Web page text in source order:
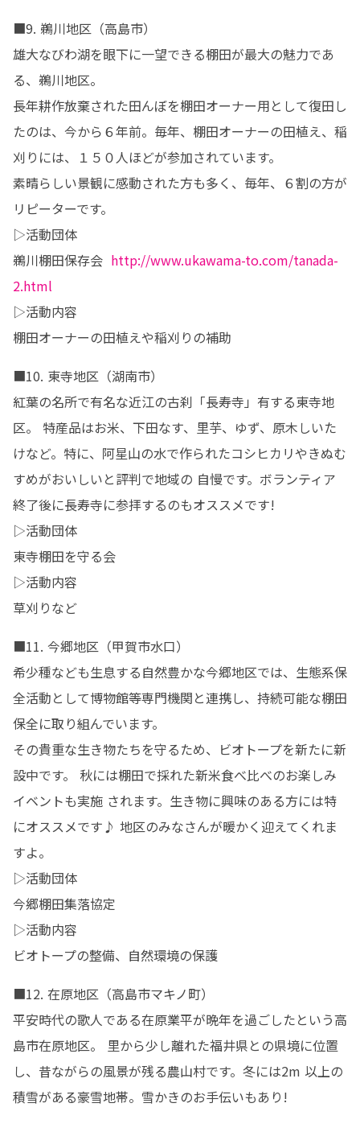
■9. 鵜川地区（高島市）
雄大なびわ湖を眼下に一望できる棚田が最大の魅力であ
る、鵜川地区。
長年耕作放棄された田んぼを棚田オーナー用として復田し
たのは、今から６年前。毎年、棚田オーナーの田植え、稲
刈りには、１５０人ほどが参加されています。
素晴らしい景観に感動された方も多く、毎年、６割の方が
リピーターです。
▷活動団体
鵜川棚田保存会 http://www.ukawama-to.com/tanada-
2.html
▷活動内容
棚田オーナーの田植えや稲刈りの補助
■10. 東寺地区（湖南市）
紅葉の名所で有名な近江の古刹「長寿寺」有する東寺地
区。 特産品はお米、下田なす、里芋、ゆず、原木しいた
けなど。特に、阿星山の水で作られたコシヒカリやきぬむ
すめがおいしいと評判で地域の 自慢です。ボランティア
終了後に長寿寺に参拝するのもオススメです!
▷活動団体
東寺棚田を守る会
▷活動内容
草刈りなど
■11. 今郷地区（甲賀市水口）
希少種なども生息する自然豊かな今郷地区では、生態系保
全活動として博物館等専門機関と連携し、持続可能な棚田
保全に取り組んでいます。
その貴重な生き物たちを守るため、ビオトープを新たに新
設中です。 秋には棚田で採れた新米食べ比べのお楽しみ
イベントも実施 されます。生き物に興味のある方には特
にオススメです♪ 地区のみなさんが暖かく迎えてくれま
すよ。
▷活動団体
今郷棚田集落協定
▷活動内容
ビオトープの整備、自然環境の保護
■12. 在原地区（高島市マキノ町）
平安時代の歌人である在原業平が晩年を過ごしたという高
島市在原地区。 里から少し離れた福井県との県境に位置
し、昔ながらの風景が残る農山村です。冬には2m 以上の
積雪がある豪雪地帯。雪かきのお手伝いもあり!